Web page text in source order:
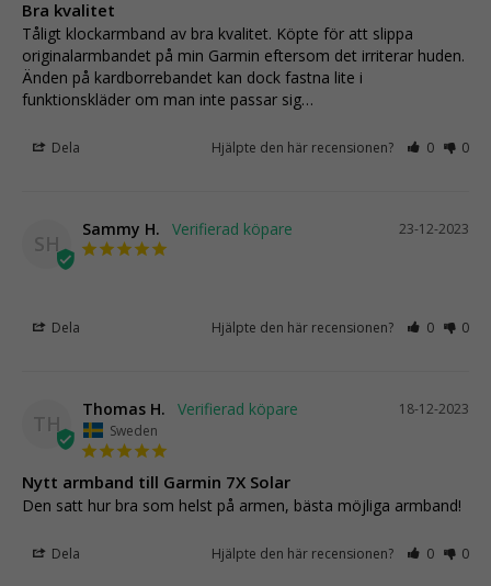
Bra kvalitet
Tåligt klockarmband av bra kvalitet. Köpte för att slippa
originalarmbandet på min Garmin eftersom det irriterar huden.
Änden på kardborrebandet kan dock fastna lite i
funktionskläder om man inte passar sig…
Dela Hjälpte den här recensionen? 0 0
SH
23-12-2023
Sammy H.
Dela Hjälpte den här recensionen? 0 0
TH
18-12-2023
Thomas H.
Sweden
Nytt armband till Garmin 7X Solar
Den satt hur bra som helst på armen, bästa möjliga armband!
Dela Hjälpte den här recensionen? 0 0